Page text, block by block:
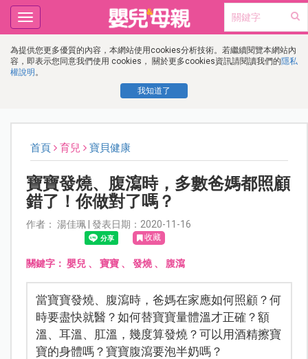
為提供您更多優質的內容，本網站使用cookies分析技術。若繼續閱覽本網站內
容，即表示您同意我們使用 cookies， 關於更多cookies資訊請閱讀我們的隱私
權說明 。
我知道了
Toggle
navigation
首頁 育兒 寶貝健康
寶寶發燒、腹瀉時，多數爸媽都照顧
錯了！你做對了嗎？
作者： 湯佳珮 | 發表日期：2020-11-16
收藏
關鍵字： 嬰兒、 寶寶、 發燒、 腹瀉
當寶寶發燒、腹瀉時，爸媽在家應如何照顧？何
時要盡快就醫？如何替寶寶量體溫才正確？額
溫、耳溫、肛溫，幾度算發燒？可以用酒精擦寶
寶的身體嗎？寶寶腹瀉要泡半奶嗎？